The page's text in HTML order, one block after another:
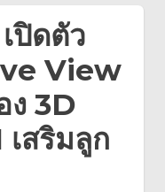
ปิดตัว
View
ง 3D
สริมลูก